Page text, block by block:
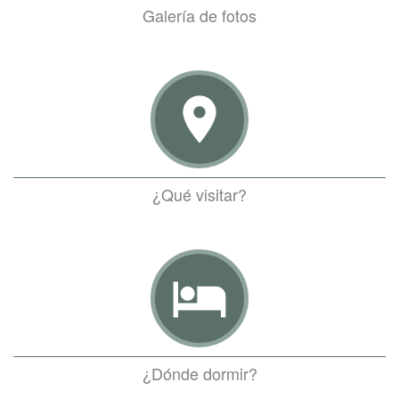
Galería de fotos
room
¿Qué visitar?
hotel
¿Dónde dormir?